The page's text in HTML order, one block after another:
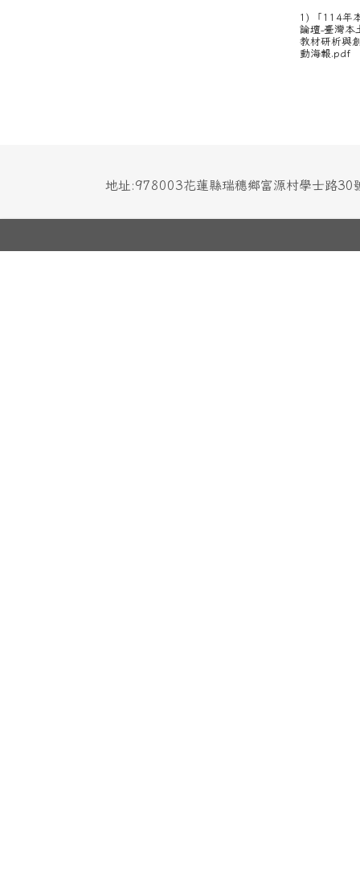
1) 「114年
論壇-臺灣本
教材研析與
動海報.pdf
地址:978003花蓮縣瑞穗鄉富源村學士路30